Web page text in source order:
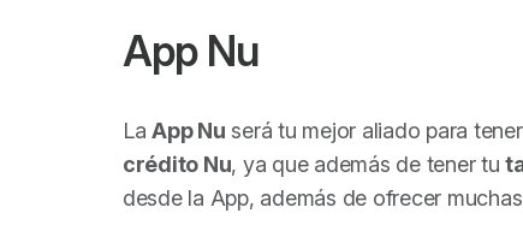
App Nu
LaApp Nu será tu mejor aliado para
crédito Nu, ya que además de tener tu
desde la App, además de ofrecer